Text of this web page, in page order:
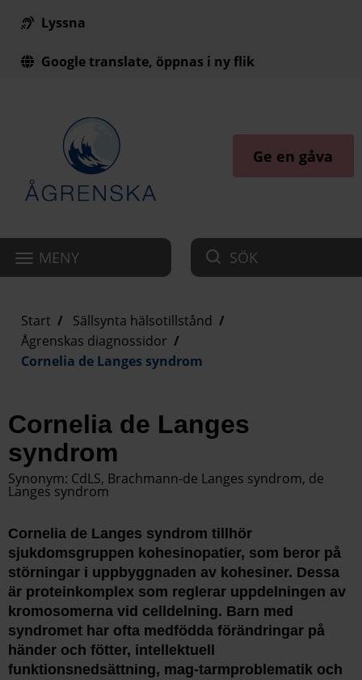
Till innehåll på sidan
Lyssna
Google translate, öppnas i ny flik
Ge en gåva
MENY SÖK
Start
Sällsynta hälsotillstånd
Ågrenskas diagnossidor
Cornelia de Langes syndrom
Cornelia de Langes
syndrom
Synonym: CdLS, Brachmann-de Langes syndrom, de
Langes syndrom
Cornelia de Langes syndrom tillhör
sjukdomsgruppen kohesinopatier, som beror på
störningar i uppbyggnaden av kohesiner. Dessa
är proteinkomplex som reglerar uppdelningen av
kromosomerna vid celldelning. Barn med
syndromet har ofta medfödda förändringar på
händer och fötter, intellektuell
funktionsnedsättning, mag-tarmproblematik och